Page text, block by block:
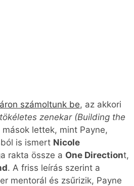
számoltunk be, az akkori
zenekar (Building the
lettek, mint Payne,
ból is ismert Nicole
rakta össze a One Directiont,
. A friss leírás szerint a
mentorál és zsűrizik, Payne